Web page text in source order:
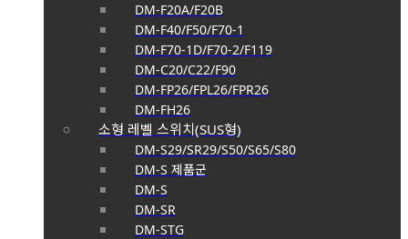
DM-F20A/F20B
DM-F40/F50/F70-1
DM-F70-1D/F70-2/F119
DM-C20/C22/F90
DM-FP26/FPL26/FPR26
DM-FH26
소형 레벨 스위치(SUS형)
DM-S29/SR29/S50/S65/S80
DM-S 제품군
DM-S
DM-SR
DM-STG